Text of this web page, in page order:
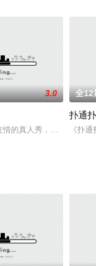
铺”掌柜高晓攀担纲主
面问题的对谈场。《
3.0
情的真人秀，由董子健、
全12
扑通
《扑